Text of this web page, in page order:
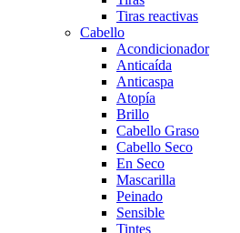
Tiras reactivas
Cabello
Acondicionador
Anticaída
Anticaspa
Atopía
Brillo
Cabello Graso
Cabello Seco
En Seco
Mascarilla
Peinado
Sensible
Tintes